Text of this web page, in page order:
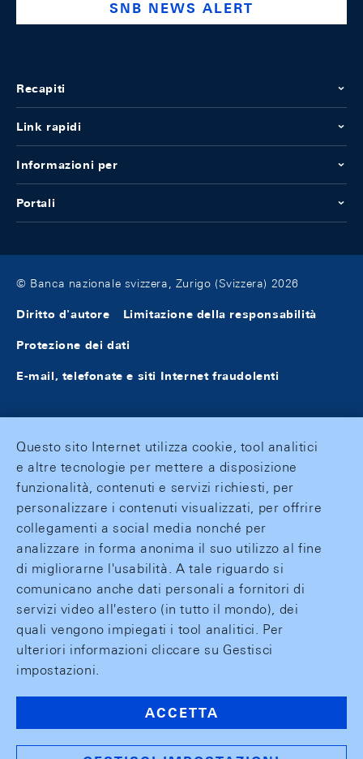
SNB NEWS ALERT
Recapiti
Link rapidi
Informazioni per
Portali
© Banca nazionale svizzera, Zurigo (Svizzera) 2026
Diritto d'autore Limitazione della responsabilità
Protezione dei dati
E-mail, telefonate e siti Internet fraudolenti
Questo sito Internet utilizza cookie, tool analitici
e altre tecnologie per mettere a disposizione
funzionalità, contenuti e servizi richiesti, per
personalizzare i contenuti visualizzati, per offrire
collegamenti a social media nonché per
analizzare in forma anonima il suo utilizzo al fine
di migliorarne l'usabilità. A tale riguardo si
comunicano anche dati personali a fornitori di
servizi video all'estero (in tutto il mondo), dei
quali vengono impiegati i tool analitici. Per
ulteriori informazioni cliccare su Gestisci
impostazioni.
ACCETTA